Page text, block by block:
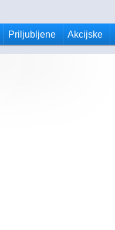
Priljubljene Akcijske